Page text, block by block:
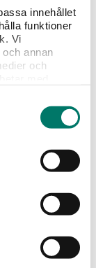
innehållet
funktioner
Vi
annan
och
som de har